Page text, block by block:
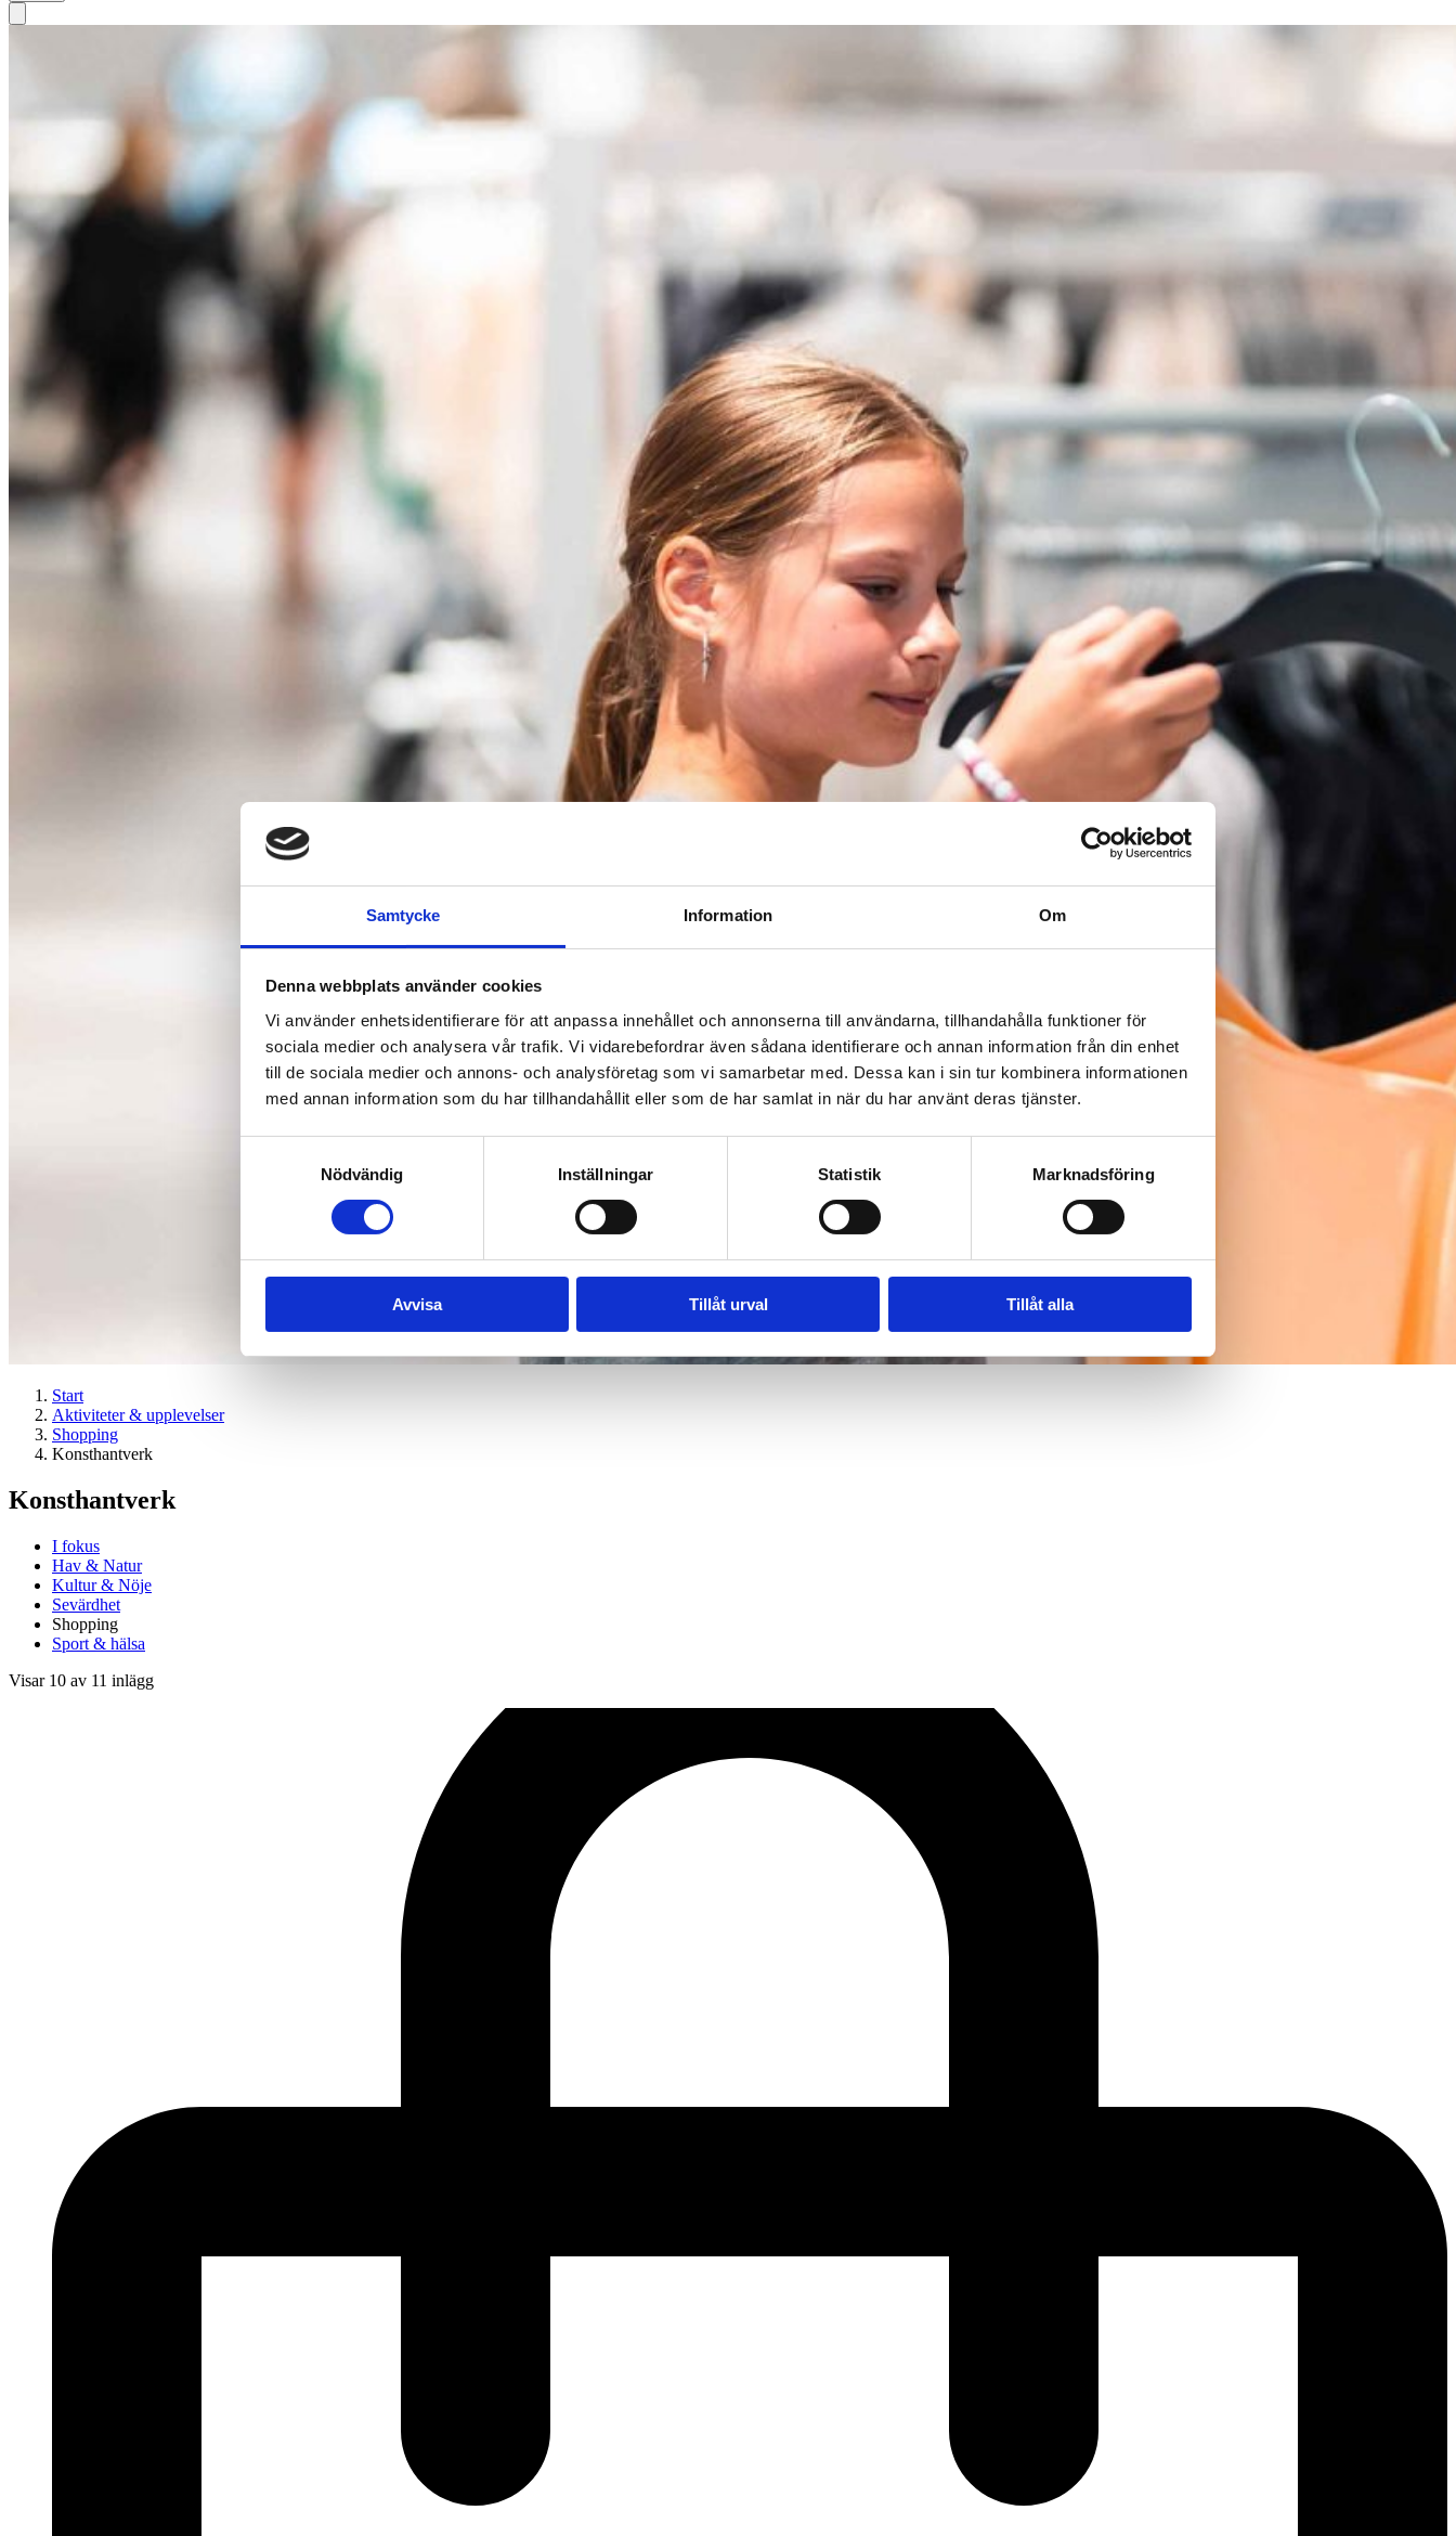
Samtycke Information Om
Denna webbplats använder cookies
Vi använder enhetsidentifierare för att anpassa innehållet och annonserna till användarna, tillhandahålla funktioner för
sociala medier och analysera vår trafik. Vi vidarebefordrar även sådana identifierare och annan information från din enhet
till de sociala medier och annons- och analysföretag som vi samarbetar med. Dessa kan i sin tur kombinera informationen
med annan information som du har tillhandahållit eller som de har samlat in när du har använt deras tjänster.
Nödvändig
Inställningar Statistik Marknadsföring
Avvisa Tillåt urval Tillåt alla
Start
Aktiviteter & upplevelser
Shopping
Konsthantverk
Konsthantverk
I fokus
Hav & Natur
Kultur & Nöje
Sevärdhet
Shopping
Sport & hälsa
Visar 10 av 11 inlägg